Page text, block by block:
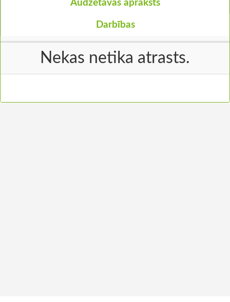
Audzētavas apraksts
Darbības
Nekas netika atrasts.